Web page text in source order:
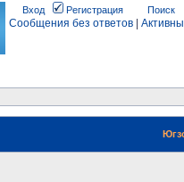
Вход Регистрация Поиск
Сообщения без ответов